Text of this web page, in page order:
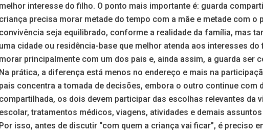
melhor interesse do filho. O ponto mais importante é: guarda
criança precisa morar metade do tempo com a mãe e metade com o
convivência seja equilibrado, conforme a realidade da família, mas
uma cidade ou residência-base que melhor atenda aos interesses do
morar principalmente com um dos pais e, ainda assim, a guarda ser
Na prática, a diferença está menos no endereço e mais na
pais concentra a tomada de decisões, embora o outro continue com
compartilhada, os dois devem participar das escolhas relevantes da
escolar, tratamentos médicos, viagens, atividades e demais
Por isso, antes de discutir “com quem a criança vai ficar”, é preciso